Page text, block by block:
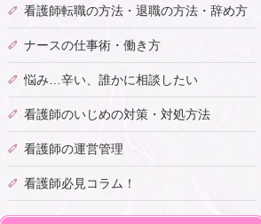
看護師転職の方法・退職の方法・辞め方
ナースの仕事術・働き方
悩み…辛い、誰かに相談したい
看護師のいじめの対策・対処方法
看護師の運営管理
看護師必見コラム！